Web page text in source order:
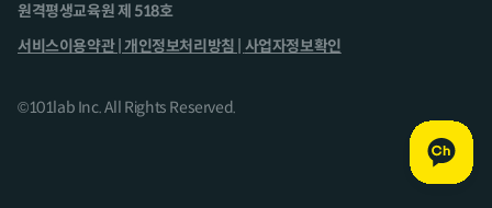
원격평생교육원 제 518호
서비스이용약관 | 개인정보처리방침 | 사업자정보확인
©101lab Inc. All Rights Reserved.